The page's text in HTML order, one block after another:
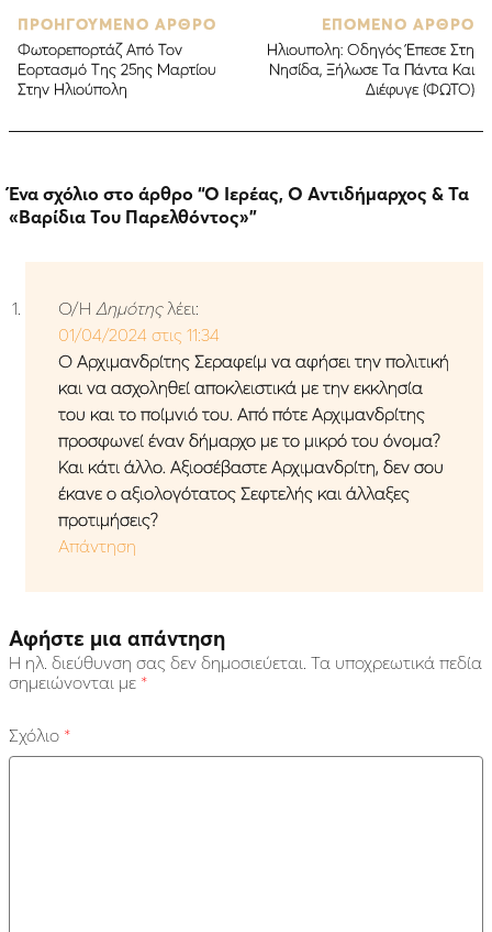
ΠΡΟΗΓΟΥΜΕΝΟ ΑΡΘΡΟ
Φωτορεπορτάζ Από Τον
Εορτασμό Της 25ης Μαρτίου
Στην Ηλιούπολη
ΕΠΟΜΕΝΟ ΑΡΘΡΟ
Ηλιουπολη: Οδηγός Έπεσε Στη
Νησίδα, Ξήλωσε Τα Πάντα Και
Διέφυγε (ΦΩΤΟ)
Ένα σχόλιο στο άρθρο “Ο Ιερέας, Ο Αντιδήμαρχος & Τα
«Βαρίδια Του Παρελθόντος»”
Ο/Η Δημότης λέει:
01/04/2024 στις 11:34
O Αρχιμανδρίτης Σεραφείμ να αφήσει την πολιτική
και να ασχοληθεί αποκλειστικά με την εκκλησία
του και το ποίμνιό του. Από πότε Αρχιμανδρίτης
προσφωνεί έναν δήμαρχο με το μικρό του όνομα?
Και κάτι άλλο. Αξιοσέβαστε Αρχιμανδρίτη, δεν σου
έκανε ο αξιολογότατος Σεφτελής και άλλαξες
προτιμήσεις?
Απάντηση
Αφήστε μια απάντηση
Η ηλ. διεύθυνση σας δεν δημοσιεύεται. Τα υποχρεωτικά πεδία
σημειώνονται με *
Σχόλιο *